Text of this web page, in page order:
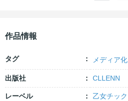
作品情報
タグ メディア化
出版社 CLLENN
レーベル 乙女チック